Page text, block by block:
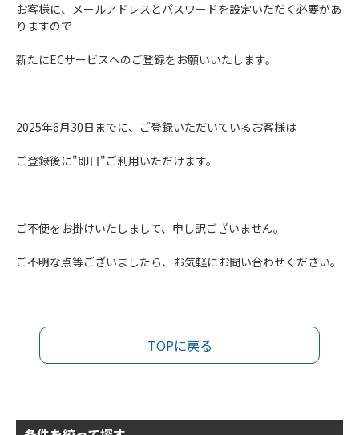
お客様に、メールアドレスとパスワードを設定いただく必要があ
りますので
新たにECサービスへのご登録をお願いいたします。
2025年6月30日までに、ご登録いただいているお客様は
ご登録後に"即日"ご利用いただけます。
ご不便をお掛けいたしまして、申し訳ございません。
ご不明な点等ございましたら、お気軽にお問い合わせください。
TOPに戻る